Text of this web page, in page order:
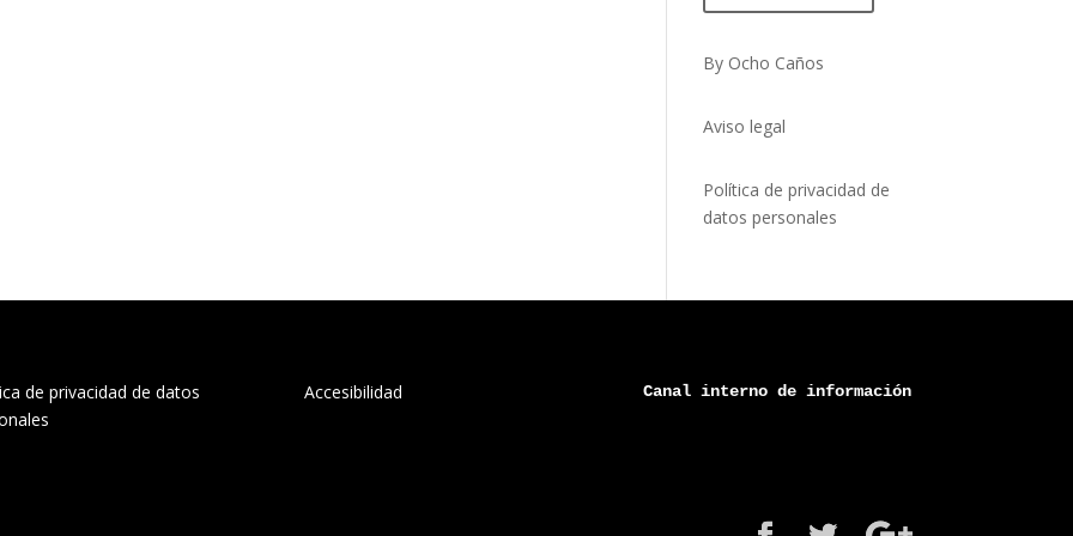
By Ocho Caños
Aviso legal
Política de privacidad de
datos personales
de privacidad de datos
Accesibilidad Canal interno de información